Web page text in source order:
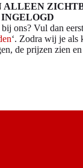
ALLEEN
ons? Vul dan
‘. Zodra wij je als
de prijzen zien